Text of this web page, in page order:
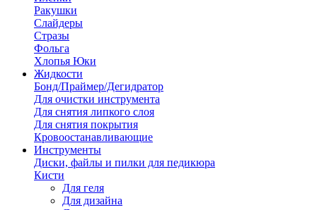
Ракушки
Слайдеры
Стразы
Фольга
Хлопья Юки
Жидкости
Бонд/Праймер/Дегидратор
Для очистки инструмента
Для снятия липкого слоя
Для снятия покрытия
Кровоостанавливающие
Инструменты
Диски, файлы и пилки для педикюра
Кисти
Для геля
Для дизайна